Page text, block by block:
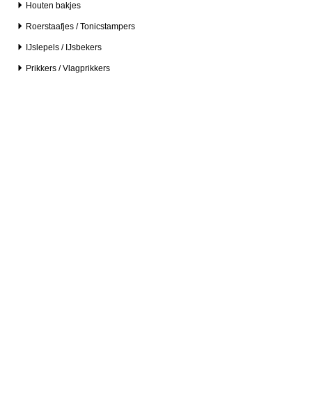
Houten bakjes
Roerstaafjes / Tonicstampers
IJslepels / IJsbekers
Prikkers / Vlagprikkers